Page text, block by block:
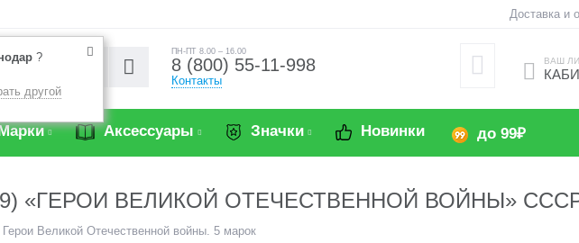
?
другой
Доставка и
ПН-ПТ 8.00 – 16.00
8 (800) 55-11-998
Контакты
ВАШ
Аксессуары Значки Новинки до 99₽
«ГЕРОИ ВЕЛИКОЙ ОТЕЧЕСТВЕННОЙ ВОЙНЫ» СССР
Великой Отечественной войны. 5 марок